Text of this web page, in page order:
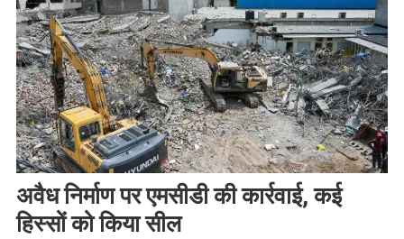
अवैध निर्माण पर एमसीडी की कार्रवाई, कई
हिस्सों को किया सील